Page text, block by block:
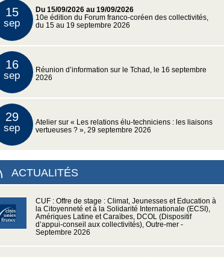
15
sep
Du 15/09/2026 au 19/09/2026
10e édition du Forum franco-coréen des collectivités,
du 15 au 19 septembre 2026
16
sep
Réunion d’information sur le Tchad, le 16 septembre
2026
29
sep
Atelier sur « Les relations élu-techniciens : les liaisons
vertueuses ? », 29 septembre 2026
ACTUALITÉS
CUF : Offre de stage : Climat, Jeunesses et Education à
la Citoyenneté et à la Solidarité Internationale (ECSI),
Amériques Latine et Caraïbes, DCOL (Dispositif
d’appui-conseil aux collectivités), Outre-mer -
Septembre 2026